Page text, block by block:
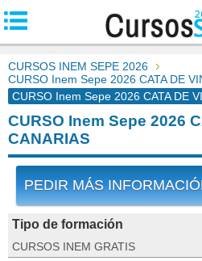
CURSOS INEM SEPE 2026
CURSO Inem Sepe 2026 CATA DE
CURSO Inem Sepe 2026 CATA DE
CURSO Inem Sepe 2026
CANARIAS
PEDIR MÁS
Tipo de formación
CURSOS INEM GRATIS